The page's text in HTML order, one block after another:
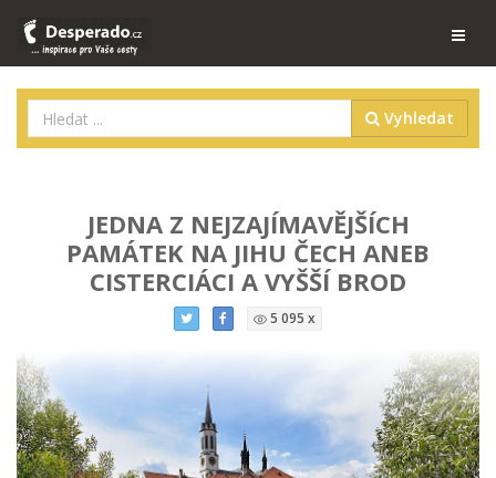
Vyhledat
JEDNA Z NEJZAJÍMAVĚJŠÍCH
PAMÁTEK NA JIHU ČECH ANEB
CISTERCIÁCI A VYŠŠÍ BROD
5 095 x